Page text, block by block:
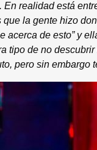
. En realidad está
la gente hizo
de esto” y
tipo de no
pero sin